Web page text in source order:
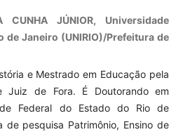
CUNHA JÚNIOR, Universidade
de Janeiro (UNIRIO)/Prefeitura de
e Mestrado em Educação pela
Juiz de Fora. É Doutorando em
Federal do Estado do Rio de
de pesquisa Patrimônio, Ensino de